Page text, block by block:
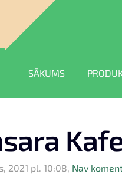
SĀKUMS
2021 pl. 10:08, Nav